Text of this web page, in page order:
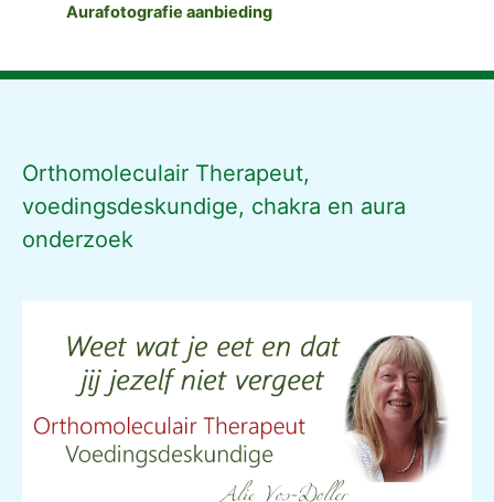
Aurafotografie aanbieding
Orthomoleculair Therapeut,
voedingsdeskundige, chakra en aura
onderzoek